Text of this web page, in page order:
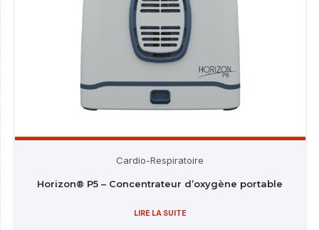
Cardio-Respiratoire
Horizon® P5 – Concentrateur d’oxygène portable
LIRE LA SUITE